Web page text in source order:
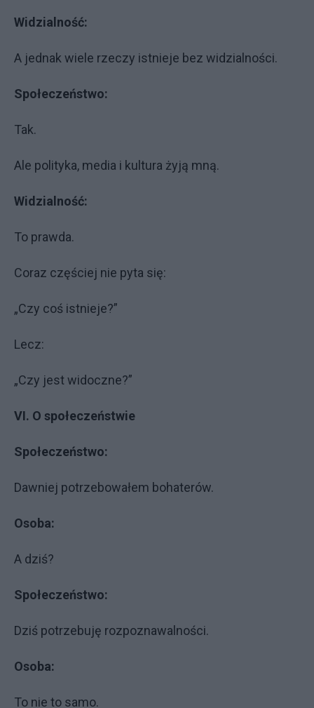
Widzialność:
A jednak wiele rzeczy istnieje bez widzialności.
Społeczeństwo:
Tak.
Ale polityka, media i kultura żyją mną.
Widzialność:
To prawda.
Coraz częściej nie pyta się:
„Czy coś istnieje?”
Lecz:
„Czy jest widoczne?”
VI. O społeczeństwie
Społeczeństwo:
Dawniej potrzebowałem bohaterów.
Osoba:
A dziś?
Społeczeństwo:
Dziś potrzebuję rozpoznawalności.
Osoba:
To nie to samo.